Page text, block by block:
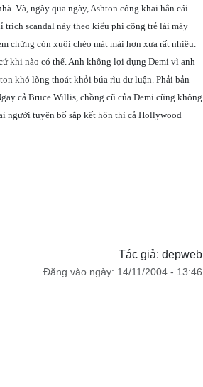
Và, ngày qua ngày, Ashton công khai hẳn cái
scandal này theo kiểu phi công trẻ lái máy
chừng còn xuôi chèo mát mái hơn xưa rất nhiều.
khi nào có thể. Anh không lợi dụng Demi vì anh
khó lòng thoát khỏi búa rìu dư luận. Phải bản
cả Bruce Willis, chồng cũ của Demi cũng không
người tuyên bố sắp kết hôn thì cả Hollywood
Tác giả: depweb
Đăng vào ngày: 14/11/2004 - 13:46